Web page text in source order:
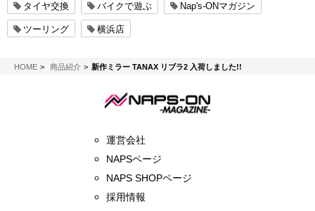
タイヤ交換 バイクで遊ぶ Nap's-ONマガジン
ツーリング 横浜店
HOMENAPS-ON マガジン
商品紹介 新作ミラー TANAX リブラ2 入荷しました!!
運営会社
NAPSページ
NAPS SHOPページ
採用情報